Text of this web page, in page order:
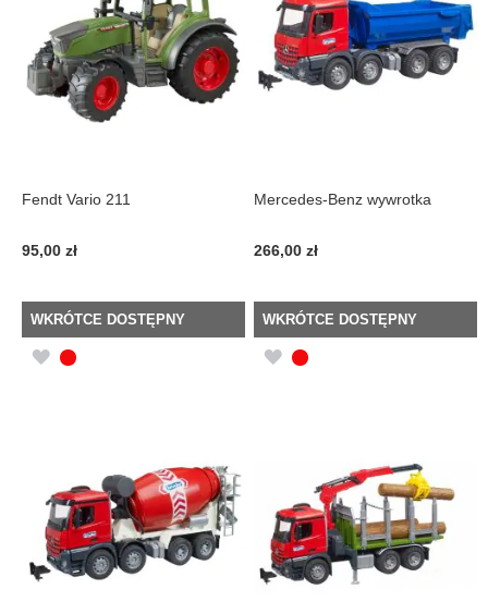
Fendt Vario 211
95,00 zł
WKRÓTCE DOSTĘPNY
DODAJ
Mercedes-Benz wywrotka
266,00 zł
WKRÓTCE DOSTĘPNY
DODAJ